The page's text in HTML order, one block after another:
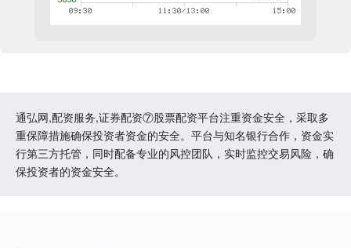
通弘网,配资服务,证券配资⑦股票配资平台注重资金安全，采取多
重保障措施确保投资者资金的安全。平台与知名银行合作，资金实
行第三方托管，同时配备专业的风控团队，实时监控交易风险，确
保投资者的资金安全。